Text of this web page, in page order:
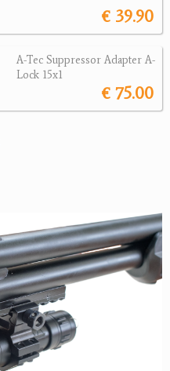
€ 39.90
A-Tec Suppressor Adapter A-
Lock 15x1
€ 75.00